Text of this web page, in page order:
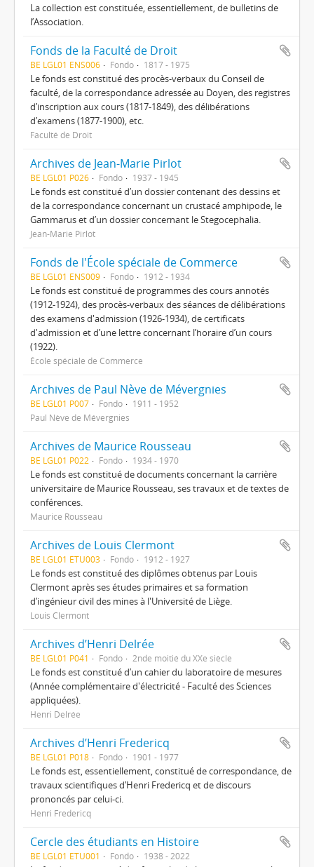
La collection est constituée, essentiellement, de bulletins de
l’Association.
Fonds de la Faculté de Droit
BE LGL01 ENS006 Fondo 1817 - 1975
Le fonds est constitué des procès-verbaux du Conseil de
faculté, de la correspondance adressée au Doyen, des registres
d’inscription aux cours (1817-1849), des délibérations
d’examens (1877-1900), etc.
Faculté de Droit
Archives de Jean-Marie Pirlot
BE LGL01 P026 Fondo 1937 - 1945
Le fonds est constitué d’un dossier contenant des dessins et
de la correspondance concernant un crustacé amphipode, le
Gammarus et d’un dossier concernant le Stegocephalia.
Jean-Marie Pirlot
Fonds de l'École spéciale de Commerce
BE LGL01 ENS009 Fondo 1912 - 1934
Le fonds est constitué de programmes des cours annotés
(1912-1924), des procès-verbaux des séances de délibérations
des examens d'admission (1926-1934), de certificats
d'admission et d’une lettre concernant l’horaire d’un cours
(1922).
École spéciale de Commerce
Archives de Paul Nève de Mévergnies
BE LGL01 P007 Fondo
1911 - 1952
Paul Nève de Mévergnies
Archives de Maurice Rousseau
BE LGL01 P022 Fondo 1934 - 1970
Le fonds est constitué de documents concernant la carrière
universitaire de Maurice Rousseau, ses travaux et de textes de
conférences.
Maurice Rousseau
Archives de Louis Clermont
BE LGL01 ETU003 Fondo 1912 - 1927
Le fonds est constitué des diplômes obtenus par Louis
Clermont après ses études primaires et sa formation
d’ingénieur civil des mines à l'Université de Liège.
Louis Clermont
Archives d’Henri Delrée
BE LGL01 P041 Fondo 2nde moitié du XXe siècle
Le fonds est constitué d’un cahier du laboratoire de mesures
(Année complémentaire d'électricité - Faculté des Sciences
appliquées).
Henri Delrée
Archives d’Henri Fredericq
BE LGL01 P018 Fondo 1901 - 1977
Le fonds est, essentiellement, constitué de correspondance, de
travaux scientifiques d’Henri Fredericq et de discours
prononcés par celui-ci.
Henri Fredericq
Cercle des étudiants en Histoire
BE LGL01 ETU001 Fondo 1938 - 2022